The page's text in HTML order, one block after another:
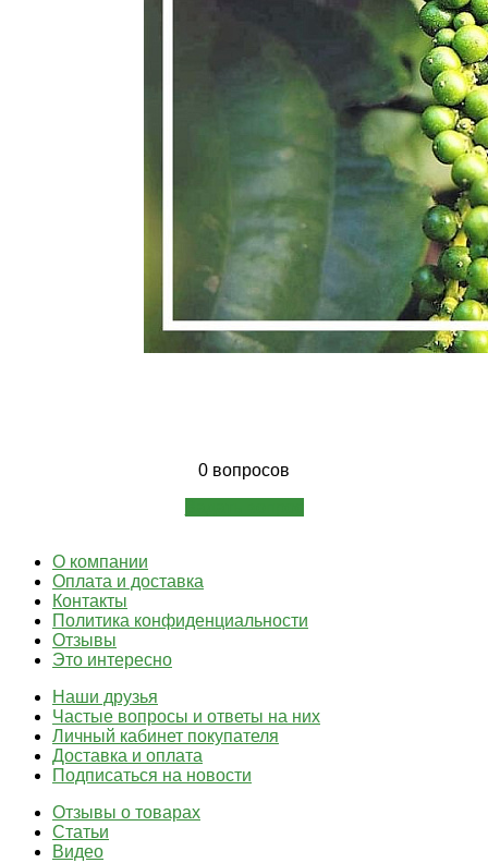
0 вопросов
О компании
Оплата и доставка
Контакты
Политика конфиденциальности
Отзывы
Это интересно
Наши друзья
Частые вопросы и ответы на них
Личный кабинет покупателя
Доставка и оплата
Подписаться на новости
Отзывы о товарах
Статьи
Видео